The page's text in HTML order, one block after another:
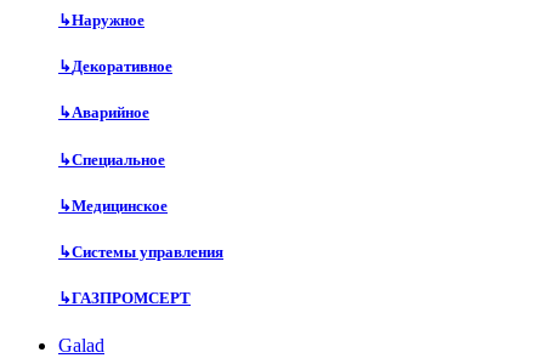
↳Наружное
↳Декоративное
↳Аварийное
↳Специальное
↳Медицинское
↳Системы управления
↳ГАЗПРОМСЕРТ
Galad